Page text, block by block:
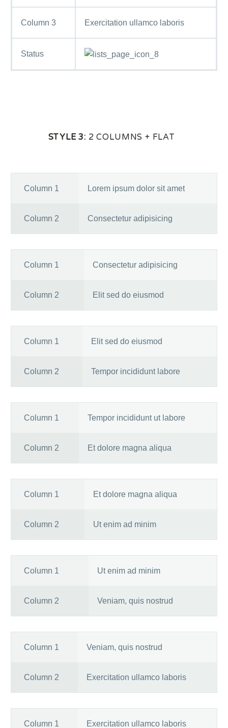
Column 3 Exercitation ullamco laboris
Status
STYLE 3: 2 COLUMNS + FLAT
Column 1 Lorem ipsum dolor sit amet
Column 2 Consectetur adipisicing
Column 1 Consectetur adipisicing
Column 2 Elit sed do eiusmod
Column 1 Elit sed do eiusmod
Column 2 Tempor incididunt labore
Column 1 Tempor incididunt ut labore
Column 2 Et dolore magna aliqua
Column 1 Et dolore magna aliqua
Column 2 Ut enim ad minim
Column 1 Ut enim ad minim
Column 2 Veniam, quis nostrud
Column 1 Veniam, quis nostrud
Column 2 Exercitation ullamco laboris
Column 1 Exercitation ullamco laboris